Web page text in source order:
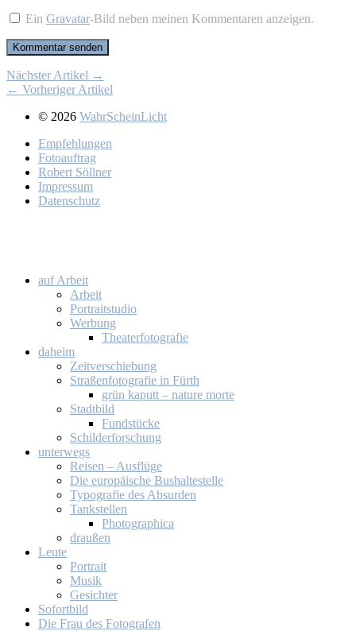
EinGravatar-Bild neben meinen Kommentaren anzeigen.
Nächster Artikel →
← Vorheriger Artikel
© 2026 WahrScheinLicht
Emp­feh­lun­gen
Fo­to­auf­trag
Ro­bert Söll­ner
Im­pres­sum
Da­ten­schutz
auf Ar­beit
Ar­beit
Por­trait­stu­dio
Wer­bung
Thea­ter­fo­to­gra­fie
da­heim
Zeit­ver­schie­bung
Stra­ßen­fo­to­gra­fie in Fürth
grün ka­putt – na­tu­re mor­te
Stadt­bild
Fund­stü­cke
Schil­der­for­schung
un­ter­wegs
Rei­sen – Aus­flü­ge
Die eu­ro­päi­sche Bus­hal­te­stel­le
Ty­po­gra­fie des Ab­sur­den
Tank­stel­len
Pho­to­gra­phi­ca
drau­ßen
Leu­te
Por­trait
Mu­sik
Ge­sich­ter
So­fort­bild
Die Frau des Fo­to­gra­fen